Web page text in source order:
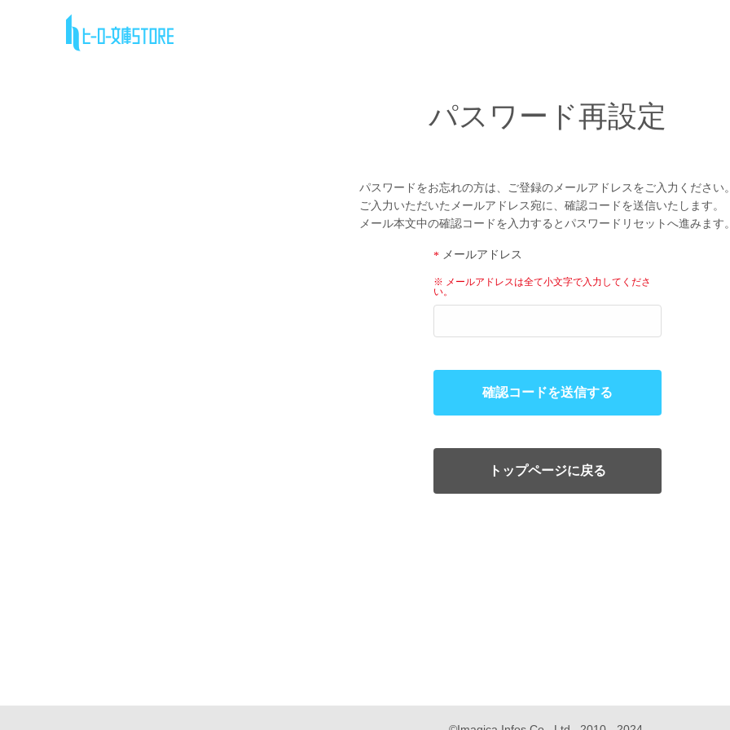
パスワード再設定
パスワードをお忘れの方は、ご登録のメールアドレスをご入力ください
ご入力いただいたメールアドレス宛に、確認コードを送信いたします。
メール本文中の確認コードを入力するとパスワードリセットへ進みます
メールアドレス
※ メールアドレスは全て小文字で入力してくださ
い。
確認コードを送信する
トップページに戻る